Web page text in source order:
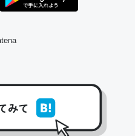
よ。参考：
entry/2019/05/15/1805
の父67歳と僕。ITツール導入で